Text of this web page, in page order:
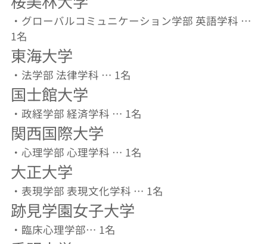
・グローバルコミュニケーション学部 英語学科 …
1名
東海大学
・法学部 法律学科 … 1名
国士館大学
・政経学部 経済学科 … 1名
関西国際大学
・心理学部 心理学科 … 1名
大正大学
・表現学部 表現文化学科 … 1名
跡見学園女子大学
・臨床心理学部… 1名